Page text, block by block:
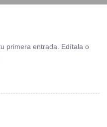
primera entrada. Edítala o